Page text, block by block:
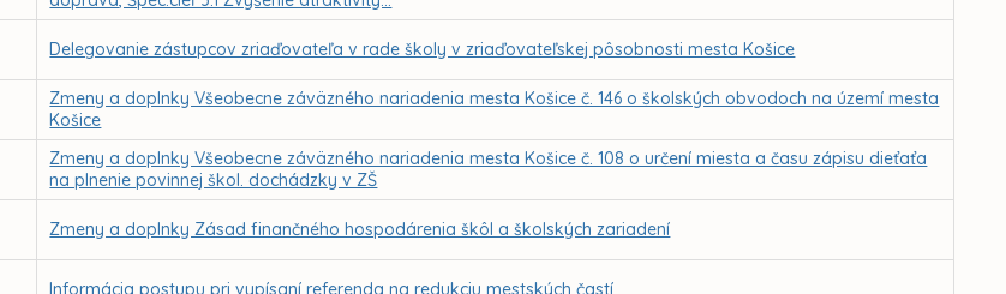
Delegovanie zástupcov zriaďovateľa v rade školy v zriaďovateľskej pôsobnosti mesta Košice
Zmeny a doplnky Všeobecne záväzného nariadenia mesta Košice č. 146 o školských obvodoch na území mesta
Košice
Zmeny a doplnky Všeobecne záväzného nariadenia mesta Košice č. 108 o určení miesta a času zápisu dieťaťa
na plnenie povinnej škol. dochádzky v ZŠ
Zmeny a doplnky Zásad finančného hospodárenia škôl a školských zariadení
Informácia postupu pri vypísaní referenda na redukciu mestských častí